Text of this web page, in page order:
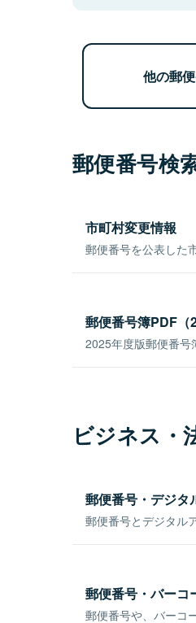
他の郵
郵便番号検
市町村変更情報
郵便番号を公表した
郵便番号簿PDF（
2025年度版郵便番号
ビジネス・
郵便番号・デジタ
郵便番号とデジタル
郵便番号・バーコ
郵便番号や、バーコ